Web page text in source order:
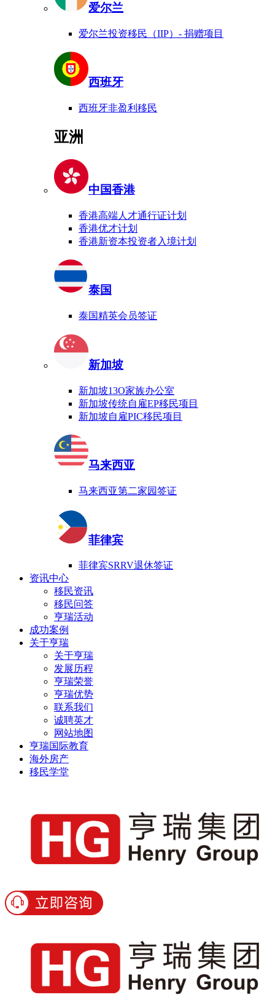
爱尔兰
爱尔兰投资移民（IIP）- 捐赠项目
西班牙
西班牙非盈利移民
亚洲
中国香港
香港高端人才通行证计划
香港优才计划
香港新资本投资者入境计划
泰国
泰国精英会员签证
新加坡
新加坡13O家族办公室
新加坡传统自雇EP移民项目
新加坡自雇PIC移民项目
马来西亚
马来西亚第二家园签证
菲律宾
菲律宾SRRV退休签证
资讯中心
移民资讯
移民问答
亨瑞活动
成功案例
关于亨瑞
关于亨瑞
发展历程
亨瑞荣誉
亨瑞优势
联系我们
诚聘英才
网站地图
亨瑞国际教育
海外房产
移民学堂